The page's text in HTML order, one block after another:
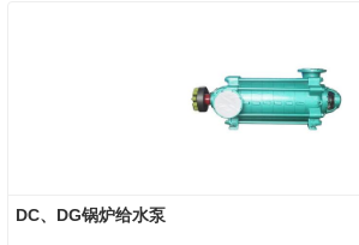
DC、DG锅炉给水泵